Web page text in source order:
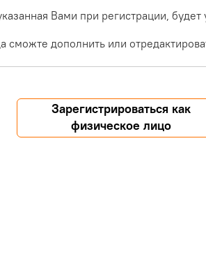
Вами при регистрации,
сможте дополнить или
Зарегистрироваться как
физическое лицо